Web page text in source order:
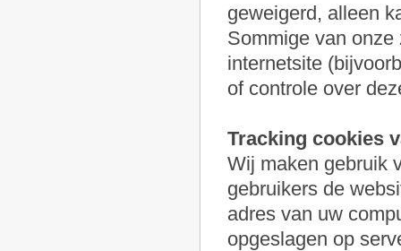
geweigerd, alleen
Sommige van
internetsite
of controle over
Tracking cookies
Wij maken gebruik
gebruikers de
adres van uw
opgeslagen op